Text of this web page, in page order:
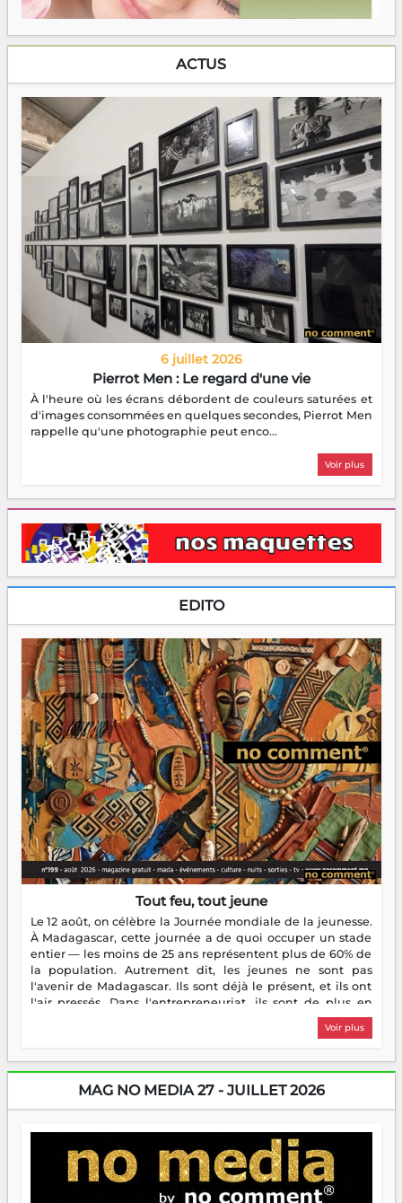
ACTUS
6 juillet 2026
Pierrot Men : Le regard d'une vie
À l'heure où les écrans débordent de couleurs saturées et
d'images consommées en quelques secondes, Pierrot Men
rappelle qu'une photographie peut enco...
Voir plus
EDITO
Tout feu, tout jeune
Le 12 août, on célèbre la Journée mondiale de la jeunesse.
À Madagascar, cette journée a de quoi occuper un stade
entier — les moins de 25 ans représentent plus de 60% de
la population. Autrement dit, les jeunes ne sont pas
l'avenir de Madagascar. Ils sont déjà le présent, et ils ont
l'air pressés. Dans l'entrepreneuriat, ils sont de plus en
plus nombreux à se lancer, à créer, à risquer — souvent
sans filet, souvent sans aide, mais toujours avec cette
dorment vraiment la nuit. En culture, les nouvelles sont
encore meilleures. Aina Rasamoelina vient de décrocher le
Prix RFI Instrumental Afrique. Miangaly Elia rafle le Prix
jeunes qui tiennent la torche. Alors oui, on pourrait
s'arrêter là, applaudir et rentrer chez soi satisfait. Mais ce
serait passer à côté d'une chose essentielle. La fougue, ça
brûle fort — et parfois, ça brûle vite. Une flamme sans
direction peut éclairer autant qu'elle peut consumer. C'est
Voir plus
MAG NO MEDIA 27 - JUILLET 2026